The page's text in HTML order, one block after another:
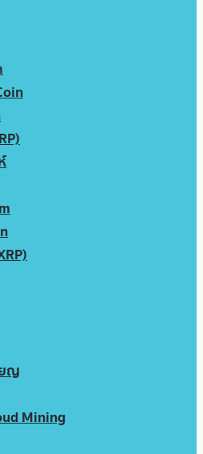
ยญ
Mining